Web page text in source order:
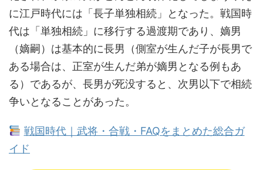
に江戸時代には「長子単独相続」となった。戦国時
代は「単独相続」に移行する過渡期であり、嫡男
（嫡嗣）は基本的に長男（側室が生んだ子が長男で
ある場合は、正室が生んだ弟が嫡男となる例もあ
る）であるが、長男が死没すると、次男以下で相続
争いとなることがあった。
戦国時代｜武将・合戦・FAQをまとめた総合ガ
イド